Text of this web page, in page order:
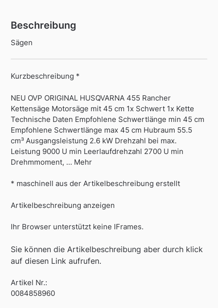
Beschreibung
Sägen
Kurzbeschreibung *
NEU OVP ORIGINAL HUSQVARNA 455 Rancher
Kettensäge Motorsäge mit 45 cm 1x Schwert 1x Kette
Technische Daten Empfohlene Schwertlänge min 45 cm
Empfohlene Schwertlänge max 45 cm Hubraum 55.5
cm³ Ausgangsleistung 2.6 kW Drehzahl bei max.
Leistung 9000 U min Leerlaufdrehzahl 2700 U min
Drehmmoment, … Mehr
* maschinell aus der Artikelbeschreibung erstellt
Artikelbeschreibung anzeigen
Ihr Browser unterstützt keine IFrames.
Sie können die Artikelbeschreibung aber durch klick
auf diesen Link aufrufen.
Artikel Nr.:
0084858960